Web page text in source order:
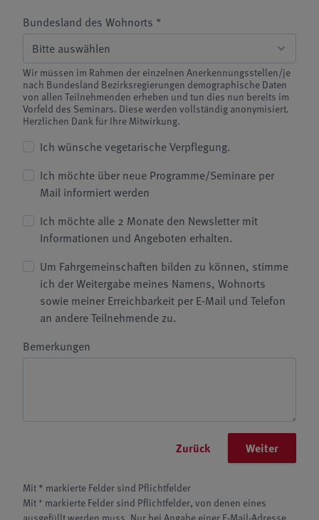
Bundesland des Wohnorts *
Wir müssen im Rahmen der einzelnen Anerkennungsstellen/je
nach Bundesland Bezirksregierungen demographische Daten
von allen Teilnehmenden erheben und tun dies nun bereits im
Vorfeld des Seminars. Diese werden vollständig anonymisiert.
Herzlichen Dank für Ihre Mitwirkung.
Ich wünsche vegetarische Verpflegung.
Ich möchte über neue Programme/Seminare per
Mail informiert werden
Ich möchte alle 2 Monate den Newsletter mit
Informationen und Angeboten erhalten.
Um Fahrgemeinschaften bilden zu können, stimme
ich der Weitergabe meines Namens, Wohnorts
sowie meiner Erreichbarkeit per E-Mail und Telefon
an andere Teilnehmende zu.
Bemerkungen
Zurück Weiter
Mit * markierte Felder sind Pflichtfelder
Mit+ markierte Felder sind Pflichtfelder, von denen eines